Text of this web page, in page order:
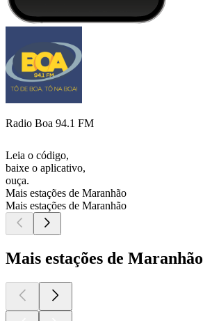
Radio Boa 94.1 FM
Leia o código,
baixe o aplicativo,
ouça.
Mais estações de Maranhão
Mais estações de Maranhão
Mais estações de Maranhão